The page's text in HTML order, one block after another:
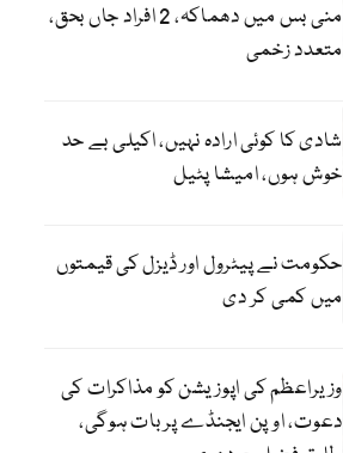
منی بس میں دھماکہ، 2 افراد جاں بحق،
متعدد زخمی
شادی کا کوئی ارادہ نہیں، اکیلی بے حد
خوش ہوں، امیشا پٹیل
حکومت نے پیٹرول اور ڈیزل کی قیمتوں
میں کمی کر دی
وزیراعظم کی اپوزیشن کو مذاکرات کی
دعوت، اوپن ایجنڈے پر بات ہوگی،